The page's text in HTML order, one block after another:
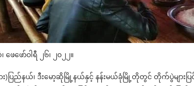
ေဖော်ဝါရီ ၂၆၊ ၂၀၂၂။
ပြည်နယ်၊ ဒီးမော့ဆိုမြို့နယ်နှင့် နန်းမယ်ခုံမြို့တိုတွင် တိုက်ပွဲများပြ